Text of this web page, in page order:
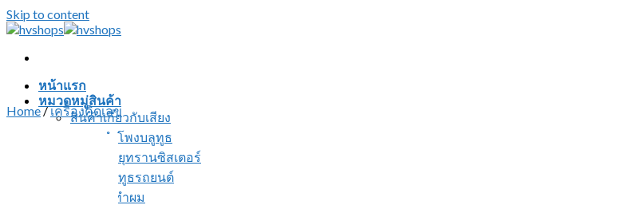
Skip to content
หน้าแรก
หมวดหมู่สินค้า
สินค้าเกี่ยวกับเสียง
ลำโพงบลูทูธ
วิทยุทรานซิสเตอร์
บลูทูธรถยนต์
อุปกรณ์ทำผม
Home/เครื่องคิดเลข